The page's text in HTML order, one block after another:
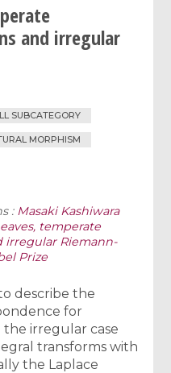
and irregular
SUBCATEGORY
MORPHISM
: Masaki Kashiwara
temperate
irregular Riemann-
Prize
describe the
for
irregular case
transforms with
the Laplace